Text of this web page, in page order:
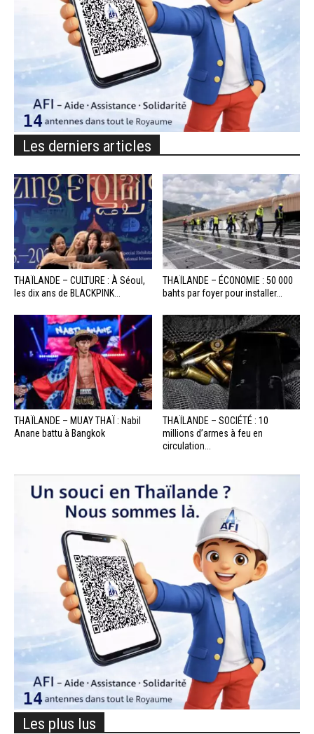
Les derniers articles
THAÏLANDE – CULTURE : À Séoul,
les dix ans de BLACKPINK...
THAÏLANDE – ÉCONOMIE : 50 000
bahts par foyer pour installer...
THAÏLANDE – MUAY THAÏ : Nabil
Anane battu à Bangkok
THAÏLANDE – SOCIÉTÉ : 10
millions d’armes à feu en
circulation...
Les plus lus